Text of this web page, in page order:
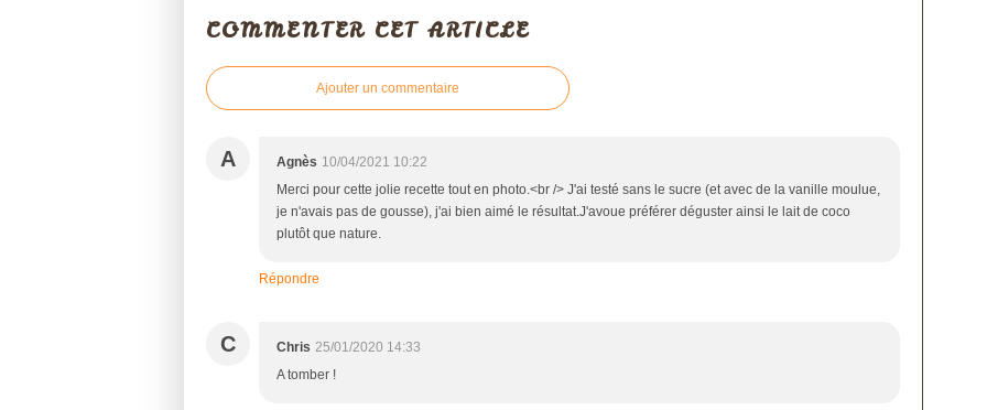
COMMENTER CET ARTICLE
Ajouter un commentaire
A Agnès 10/04/2021 10:22
Merci pour cette jolie recette tout en photo.<br /> J'ai testé sans le sucre (et avec de la vanille moulue,
je n'avais pas de gousse), j'ai bien aimé le résultat.J'avoue préférer déguster ainsi le lait de coco
plutôt que nature.
Répondre
C Chris 25/01/2020 14:33
A tomber !